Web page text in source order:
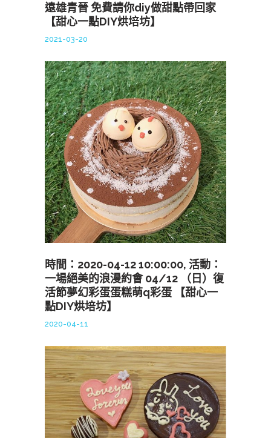
遠雄青晉 免費請你diy做甜點帶回家
【甜心一點DIY烘培坊】
2021-03-20
時間：2020-04-12 10:00:00, 活動：
一場絕美的浪漫約會 04/12 （日）復
活節夢幻彩蛋蛋糕萌q彩蛋 【甜心一
點DIY烘培坊】
2020-04-11